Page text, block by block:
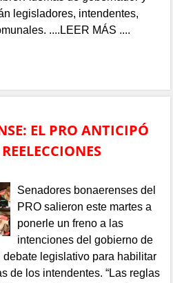
legisladores, intendentes,
....LEER MÁS ....
EL PRO ANTICIPÓ
Senadores bonaerenses del
PRO salieron este martes a
ponerle un freno a las
intenciones del gobierno de
legislativo para habilitar
de los intendentes. “Las reglas